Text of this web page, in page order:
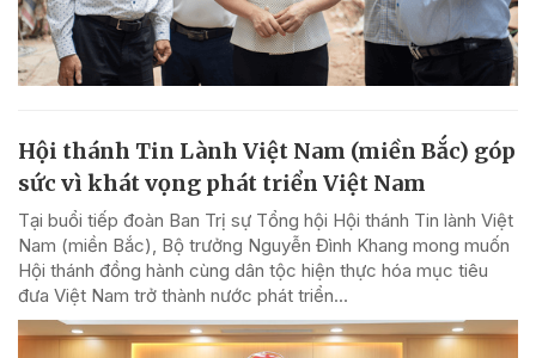
Hội thánh Tin Lành Việt Nam (miền Bắc) góp
sức vì khát vọng phát triển Việt Nam
Tại buổi tiếp đoàn Ban Trị sự Tổng hội Hội thánh Tin lành Việt
Nam (miền Bắc), Bộ trưởng Nguyễn Đình Khang mong muốn
Hội thánh đồng hành cùng dân tộc hiện thực hóa mục tiêu
đưa Việt Nam trở thành nước phát triển...